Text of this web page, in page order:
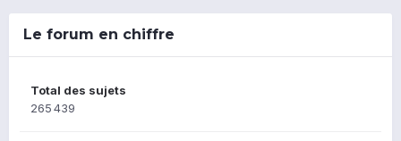
Le forum en chiffre
Total des sujets
265 439